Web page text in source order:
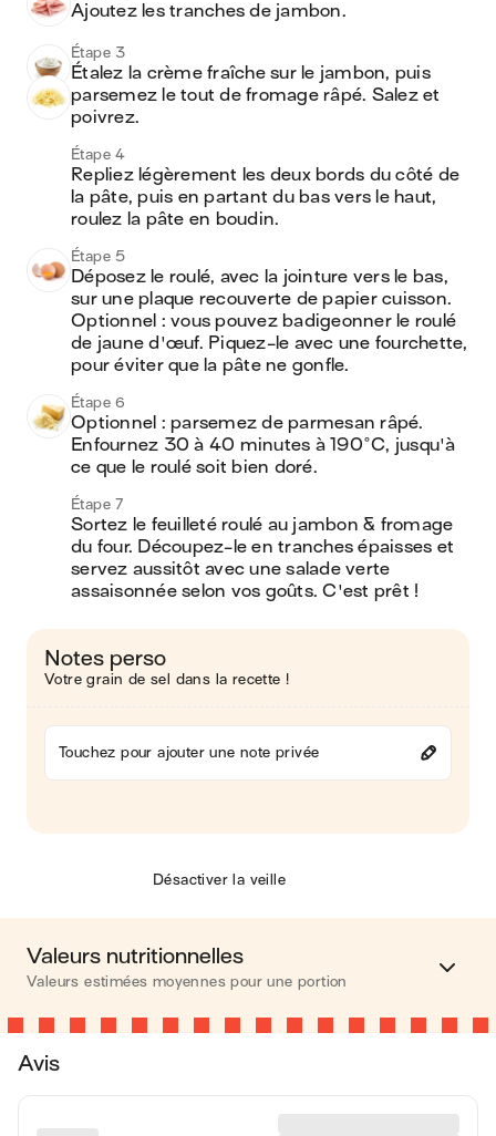
Ajoutez les tranches de jambon.
Étape 3
Étalez la crème fraîche sur le jambon, puis
parsemez le tout de fromage râpé. Salez et
poivrez.
Étape 4
Repliez légèrement les deux bords du côté de
la pâte, puis en partant du bas vers le haut,
roulez la pâte en boudin.
Étape 5
Déposez le roulé, avec la jointure vers le bas,
sur une plaque recouverte de papier cuisson.
Optionnel : vous pouvez badigeonner le roulé
de jaune d'œuf. Piquez-le avec une fourchette,
pour éviter que la pâte ne gonfle.
Étape 6
Optionnel : parsemez de parmesan râpé.
Enfournez 30 à 40 minutes à 190°C, jusqu'à
ce que le roulé soit bien doré.
Étape 7
Sortez le feuilleté roulé au jambon & fromage
du four. Découpez-le en tranches épaisses et
servez aussitôt avec une salade verte
assaisonnée selon vos goûts. C'est prêt !
Notes perso
Votre grain de sel dans la recette !
Touchez pour ajouter une note privée
Désactiver la veille
Valeurs nutritionnelles
Valeurs estimées moyennes pour une portion
Calories 403 kcal
Avis